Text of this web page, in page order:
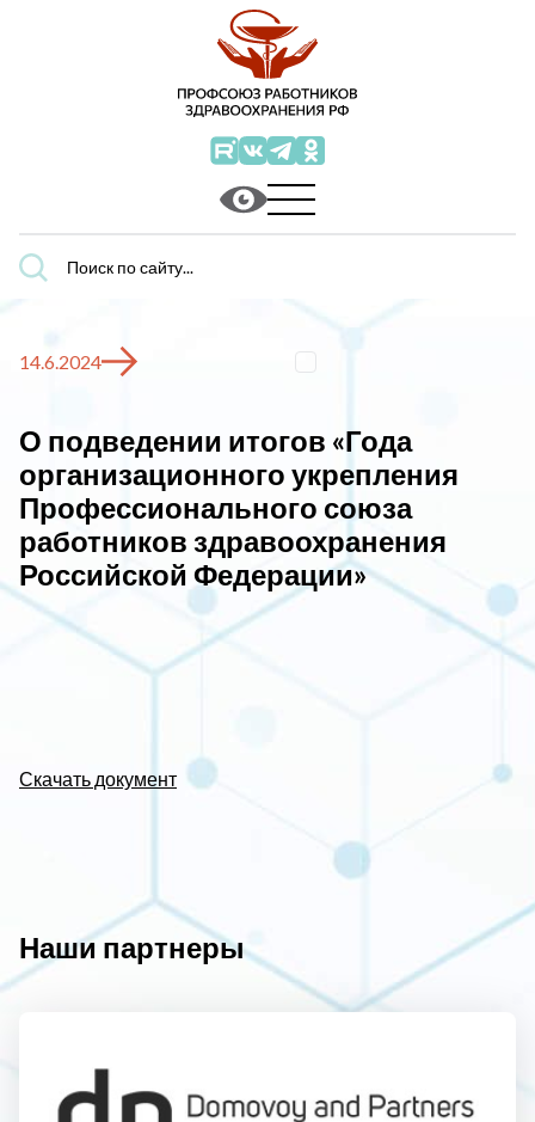
Поиск
по
14.6.2024
О подведении итогов «Года
организационного укрепления
Профессионального союза
работников здравоохранения
Российской Федерации»
Скачать документ
Наши партнеры